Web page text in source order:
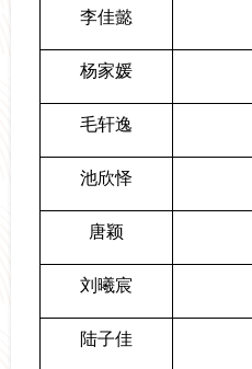
李佳懿
杨家媛
毛轩逸
池欣怿
唐颖
刘曦宸
陆子佳